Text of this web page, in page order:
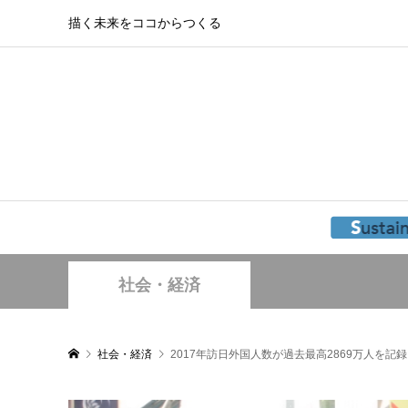
描く未来をココからつくる
社会・経済
社会・経済 2017年訪日外国人数が過去最高2869万人を